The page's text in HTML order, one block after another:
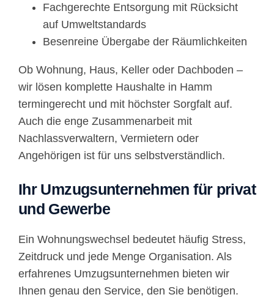
Fachgerechte Entsorgung mit Rücksicht
auf Umweltstandards
Besenreine Übergabe der Räumlichkeiten
Ob Wohnung, Haus, Keller oder Dachboden –
wir lösen komplette Haushalte in Hamm
termingerecht und mit höchster Sorgfalt auf.
Auch die enge Zusammenarbeit mit
Nachlassverwaltern, Vermietern oder
Angehörigen ist für uns selbstverständlich.
Ihr Umzugsunternehmen für privat
und Gewerbe
Ein Wohnungswechsel bedeutet häufig Stress,
Zeitdruck und jede Menge Organisation. Als
erfahrenes Umzugsunternehmen bieten wir
Ihnen genau den Service, den Sie benötigen.